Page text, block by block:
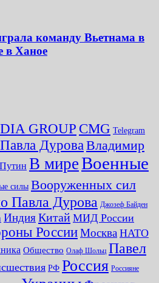
команду Вьетнама в
в Ханое
GROUP CMG Telegram
ДуроваВладимир
В миреВоенные
силы Вооруженных сил
Павла Дурова Джозеф Байден
ИндияКитай МИД России
РоссииМосква НАТО
Общество Олаф Шольц Павел
РФ Россия Россияне